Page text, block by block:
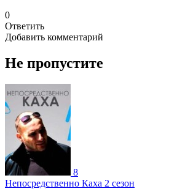
0
Ответить
Добавить комментарий
Не пропустите
8
Непосредственно Каха 2 сезон